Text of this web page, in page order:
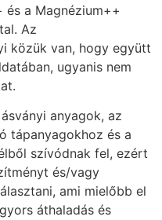
a Magnézium++
Az
közük van, hogy együtt
ugyanis nem
anyagok, az
tápanyagokhoz és a
szívódnak fel, ezért
és/vagy
ami mielőbb el
áthaladás és